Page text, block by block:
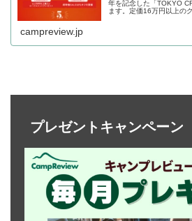
年を記念した「TOKYO
ます。定価16万円以上の
なっており、半額で購入
campreview.jp
プレゼントキャンペーン